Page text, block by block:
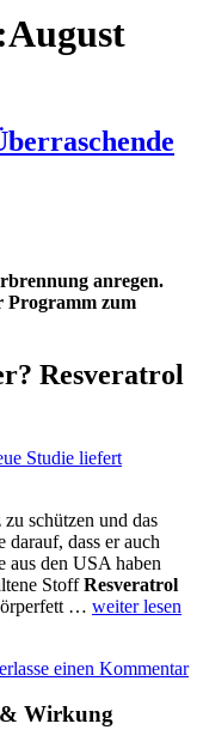
anregen.
Programm zum
Resveratrol
schützen und das
dass er auch
aus den USA haben
StoffResveratrol
… weiter lesen
einen Kommentar
& Wirkung